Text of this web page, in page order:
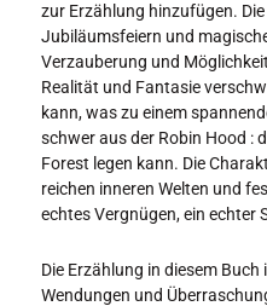
zur Erzählung hinzufügen.
Jubiläumsfeiern und
Verzauberung und
Realität und Fantasie
kann, was zu einem
schwer aus der Robin Hood :
Forest legen kann. Die
reichen inneren Welten und
echtes Vergnügen, ein echter
Die Erzählung in diesem
Wendungen und